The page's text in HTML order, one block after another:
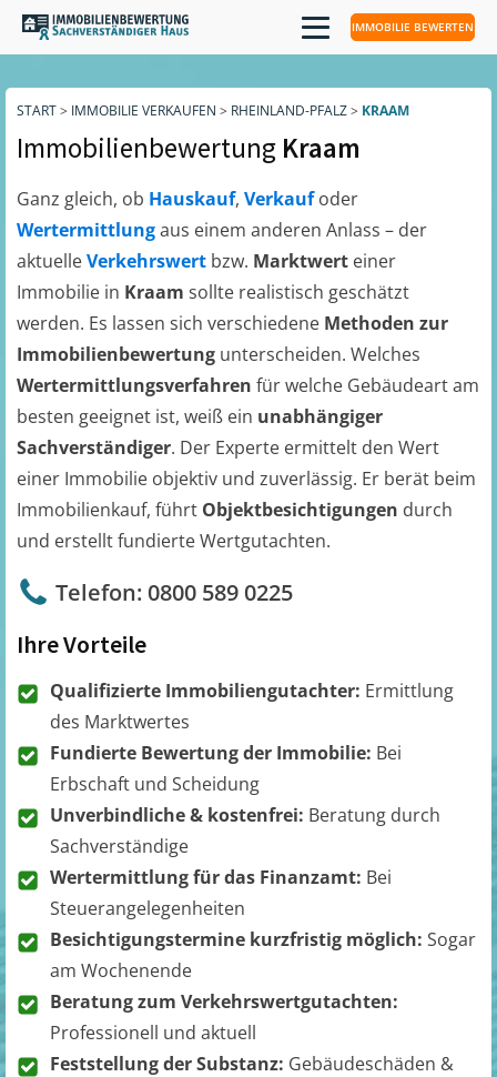
IMMOBILIE BEWERTEN
START> IMMOBILIE VERKAUFEN > RHEINLAND-PFALZ> KRAAM
Immobilienbewertung Kraam
Ganz gleich, ob Hauskauf, Verkaufoder
Wertermittlungaus einem anderen Anlass – der
aktuelleVerkehrswert bzw. Marktwert einer
Immobilie in Kraam sollte realistisch geschätzt
werden. Es lassen sich verschiedene Methoden zur
Immobilienbewertung unterscheiden. Welches
Wertermittlungsverfahren für welche Gebäudeart am
besten geeignet ist, weiß ein unabhängiger
Sachverständiger. Der Experte ermittelt den Wert
einer Immobilie objektiv und zuverlässig. Er berät beim
Immobilienkauf, führt Objektbesichtigungen durch
und erstellt fundierte Wertgutachten.
Telefon: 0800 589 0225
Ihre Vorteile
Qualifizierte Immobiliengutachter: Ermittlung
des Marktwertes
Fundierte Bewertung der Immobilie: Bei
Erbschaft und Scheidung
Unverbindliche & kostenfrei: Beratung durch
Sachverständige
Wertermittlung für das Finanzamt: Bei
Steuerangelegenheiten
Besichtigungstermine kurzfristig möglich: Sogar
am Wochenende
Beratung zum Verkehrswertgutachten:
Professionell und aktuell
Feststellung der Substanz: Gebäudeschäden &